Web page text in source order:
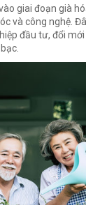
giai đoạn già
và công nghệ.
đầu tư, đổi